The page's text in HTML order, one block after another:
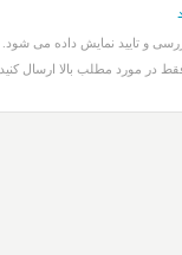
و تایید نمایش داده می شود.
در مورد مطلب بالا ارسال کنید.